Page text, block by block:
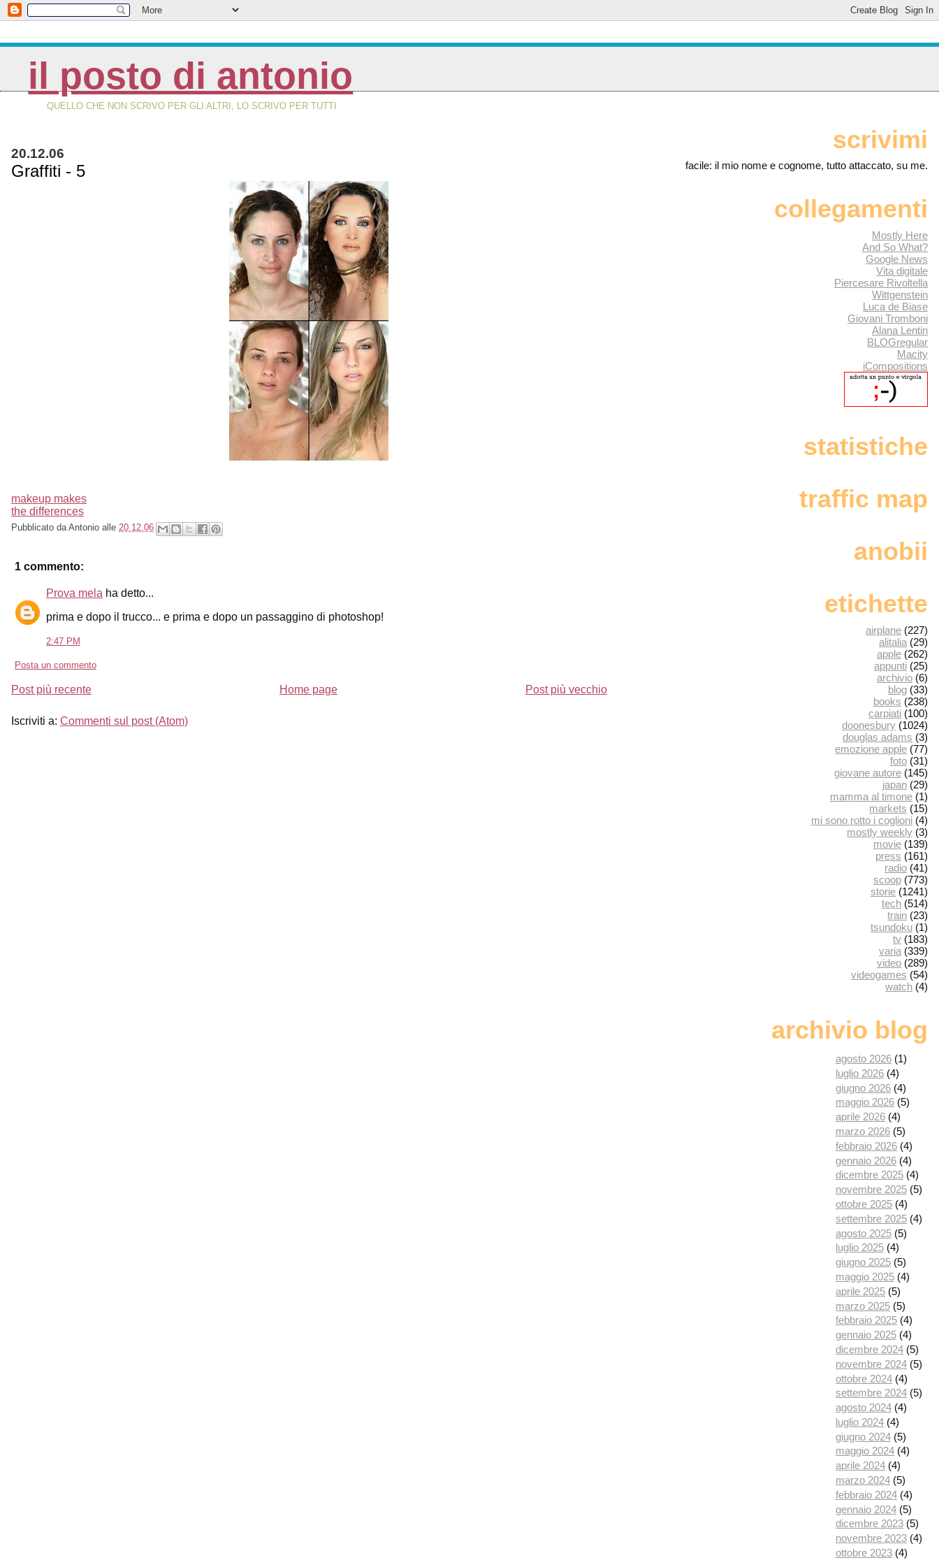
il posto di antonio
QUELLO CHE NON SCRIVO PER GLI ALTRI, LO SCRIVO PER TUTTI
20.12.06
Graffiti - 5
makeup makes
the differences
Pubblicato da Antonio alle 20.12.06
1 commento:
Prova mela ha detto...
prima e dopo il trucco... e prima e dopo un passaggino di photoshop!
2:47 PM
Posta un commento
Post più recente Post più vecchio
Home page
Iscriviti a: Commenti sul post (Atom)
scrivimi
facile: il mio nome e cognome, tutto attaccato, su me.
collegamenti
Mostly Here
And So What?
Google News
Vita digitale
Piercesare Rivoltella
Wittgenstein
Luca de Biase
Giovani Tromboni
Alana Lentin
BLOGregular
Macity
iCompositions
statistiche
traffic map
anobii
etichette
airplane (227)
alitalia (29)
apple (262)
appunti (25)
archivio (6)
blog (33)
books (238)
carpiati (100)
doonesbury (1024)
douglas adams (3)
emozione apple (77)
foto (31)
giovane autore (145)
japan (29)
mamma al timone (1)
markets (15)
mi sono rotto i coglioni (4)
mostly weekly (3)
movie (139)
press (161)
radio (41)
scoop (773)
storie (1241)
tech (514)
train (23)
tsundoku (1)
tv (183)
varia (339)
video (289)
videogames (54)
watch (4)
archivio blog
agosto 2026 (1)
luglio 2026 (4)
giugno 2026 (4)
maggio 2026 (5)
aprile 2026 (4)
marzo 2026 (5)
febbraio 2026 (4)
gennaio 2026 (4)
dicembre 2025 (4)
novembre 2025 (5)
ottobre 2025 (4)
settembre 2025 (4)
agosto 2025 (5)
luglio 2025 (4)
giugno 2025 (5)
maggio 2025 (4)
aprile 2025 (5)
marzo 2025 (5)
febbraio 2025 (4)
gennaio 2025 (4)
dicembre 2024 (5)
novembre 2024 (5)
ottobre 2024 (4)
settembre 2024 (5)
agosto 2024 (4)
luglio 2024 (4)
giugno 2024 (5)
maggio 2024 (4)
aprile 2024 (4)
marzo 2024 (5)
febbraio 2024 (4)
gennaio 2024 (5)
dicembre 2023 (5)
novembre 2023 (4)
ottobre 2023 (4)